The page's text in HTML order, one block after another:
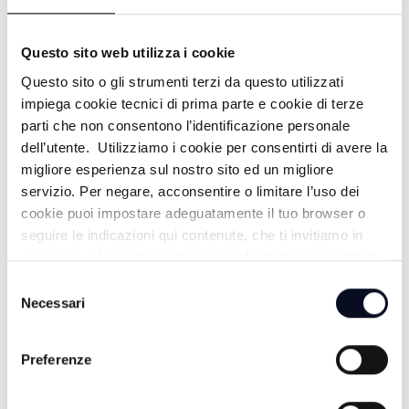
Questo sito web utilizza i cookie
Questo sito o gli strumenti terzi da questo utilizzati
impiega cookie tecnici di prima parte e cookie di terze
parti che non consentono l’identificazione personale
dell’utente. Utilizziamo i cookie per consentirti di avere la
migliore esperienza sul nostro sito ed un migliore
servizio. Per negare, acconsentire o limitare l’uso dei
cookie puoi impostare adeguatamente il tuo browser o
seguire le indicazioni qui contenute, che ti invitiamo in
ogni caso a leggere per maggiori informazioni in materia
delNecessari
Preferenze
PUNTA MARINA: PUNTA ALL'ARTE -
18/07/2026
20 GIORNI FA
M. MARITTIMA: NUOVA CLUB HOUSE
- 16/07/2026